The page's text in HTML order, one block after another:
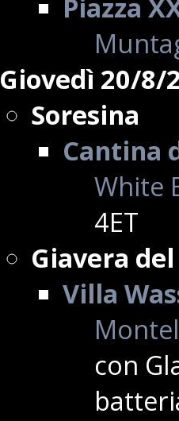
Piazza
Giovedì 20/8/
Soresina
Cantina
White
4ET
Giavera
Villa
con